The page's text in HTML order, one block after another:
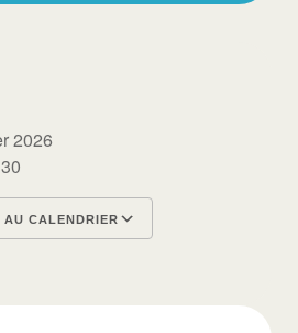
2026
AU CALENDRIER